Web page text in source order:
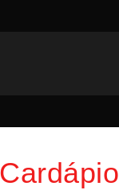
Cardápio